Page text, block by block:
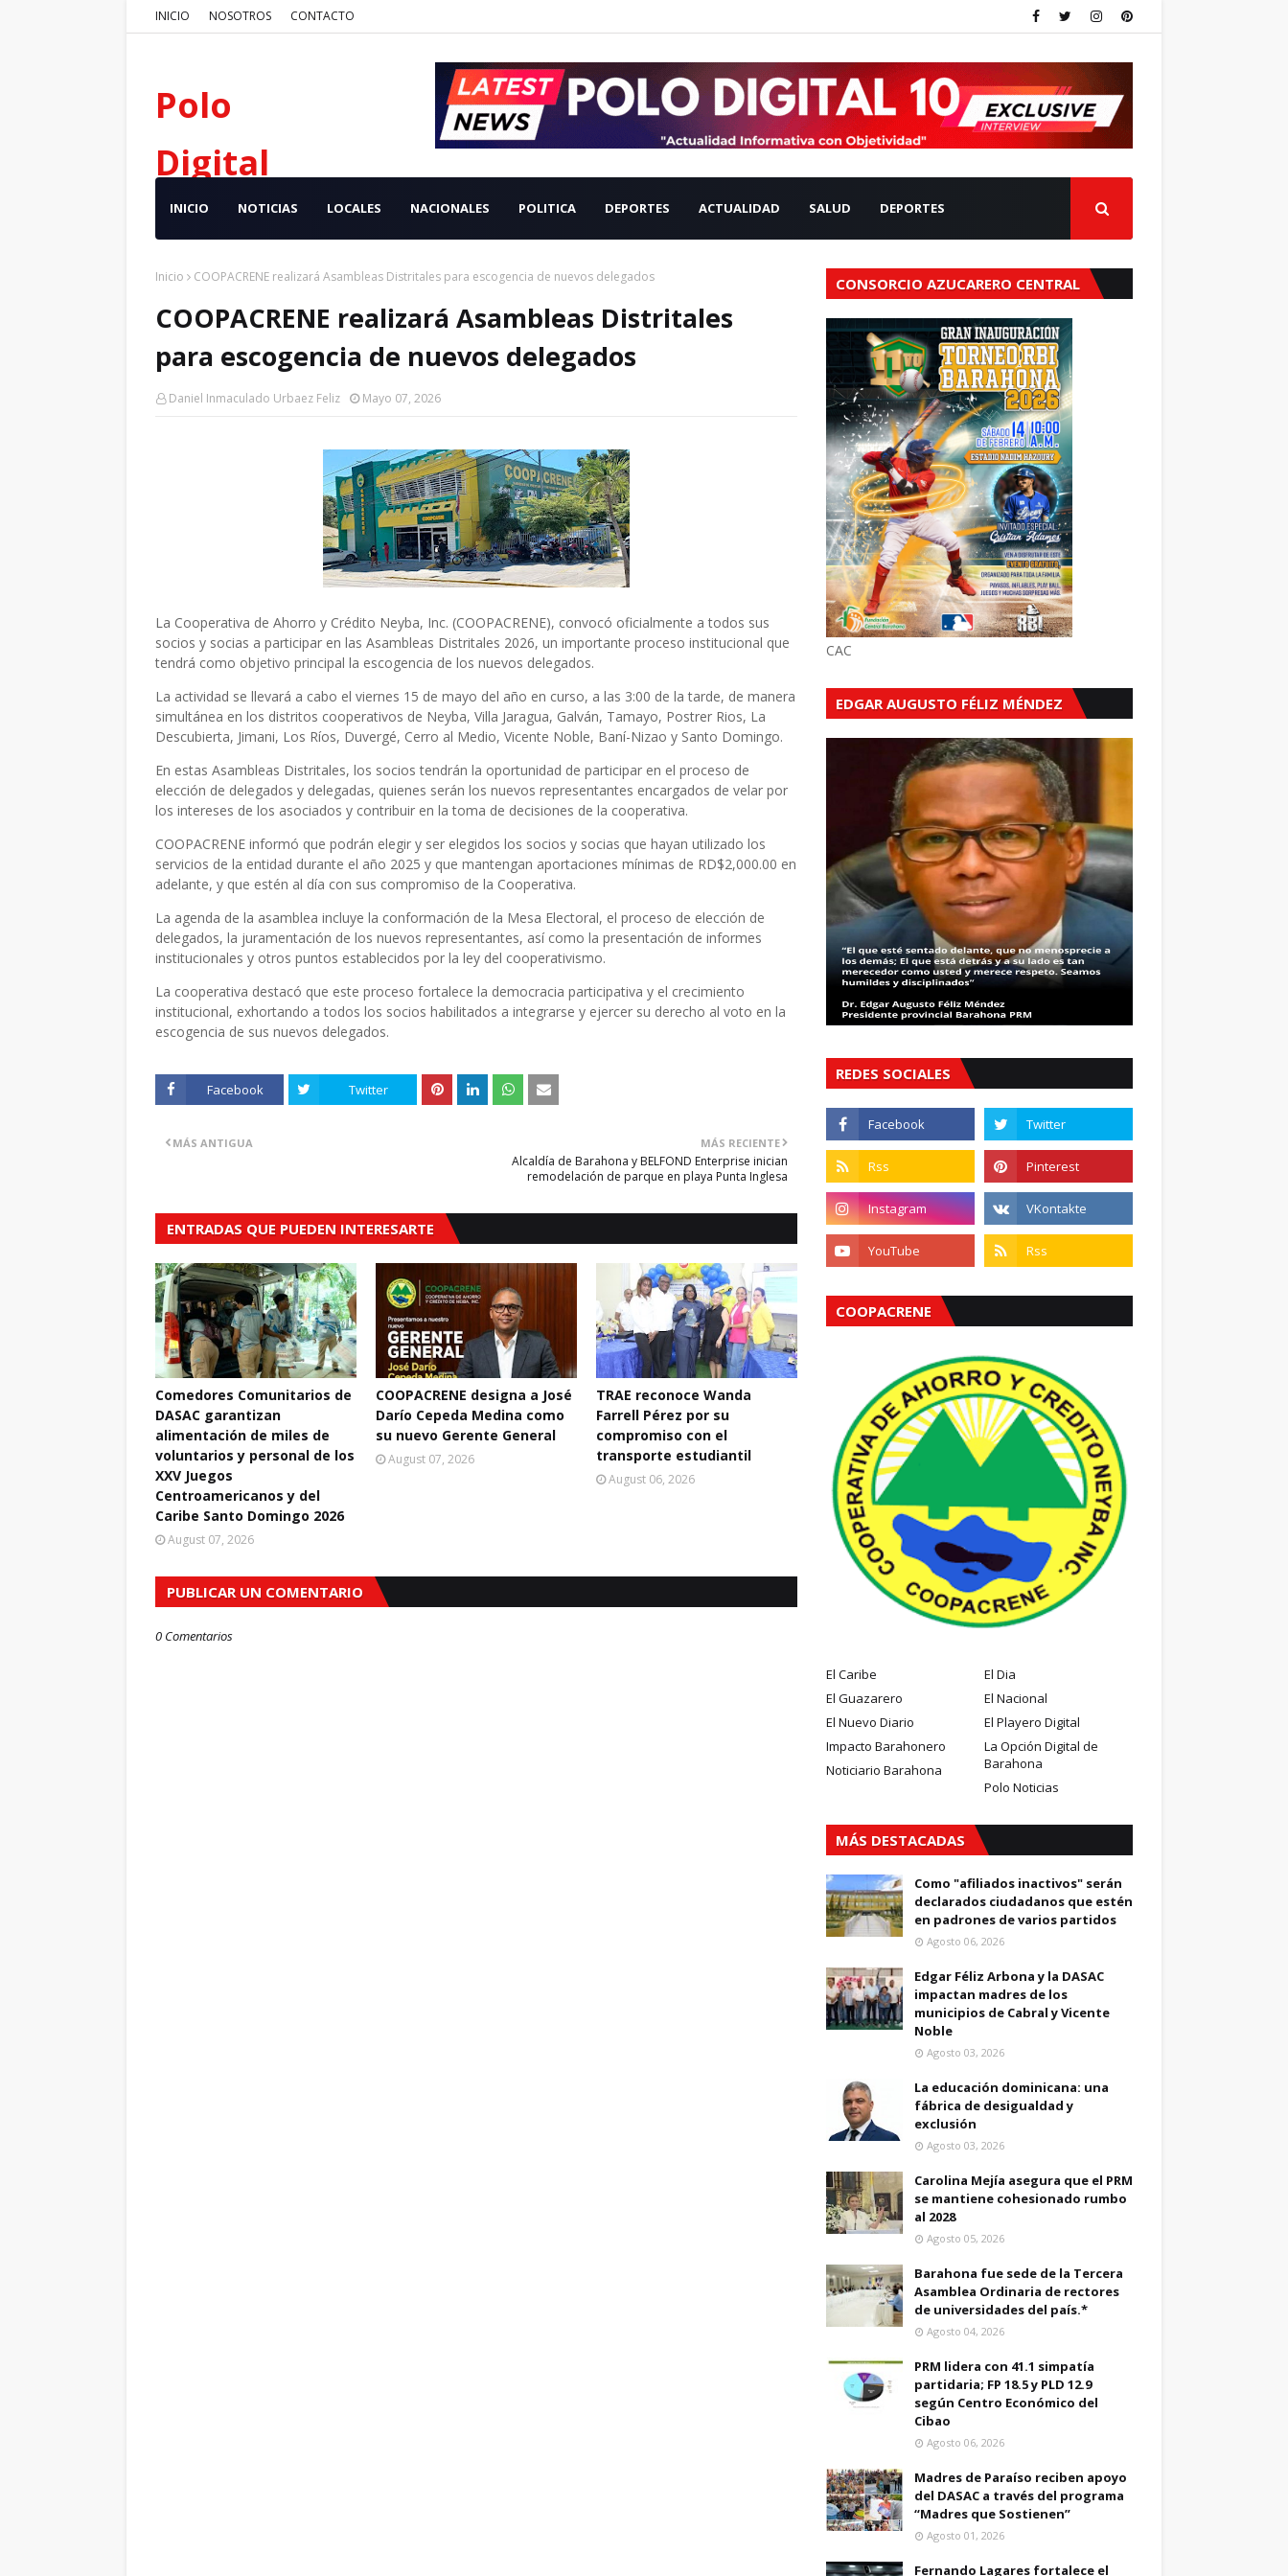
INICIO NOSOTROS CONTACTO
Polo
Digital
INICIO NOTICIAS LOCALES NACIONALES POLITICA DEPORTES ACTUALIDAD SALUD DEPORTES
Inicio COOPACRENE realizará Asambleas Distritales para escogencia de nuevos delegados
COOPACRENE realizará Asambleas Distritales
para escogencia de nuevos delegados
Daniel Inmaculado Urbaez Feliz Mayo 07, 2026
La Cooperativa de Ahorro y Crédito Neyba, Inc. (COOPACRENE), convocó oficialmente a todos sus
socios y socias a participar en las Asambleas Distritales 2026, un importante proceso institucional que
tendrá como objetivo principal la escogencia de los nuevos delegados.
La actividad se llevará a cabo el viernes 15 de mayo del año en curso, a las 3:00 de la tarde, de manera
simultánea en los distritos cooperativos de Neyba, Villa Jaragua, Galván, Tamayo, Postrer Rios, La
Descubierta, Jimani, Los Ríos, Duvergé, Cerro al Medio, Vicente Noble, Baní-Nizao y Santo Domingo.
En estas Asambleas Distritales, los socios tendrán la oportunidad de participar en el proceso de
elección de delegados y delegadas, quienes serán los nuevos representantes encargados de velar por
los intereses de los asociados y contribuir en la toma de decisiones de la cooperativa.
COOPACRENE informó que podrán elegir y ser elegidos los socios y socias que hayan utilizado los
servicios de la entidad durante el año 2025 y que mantengan aportaciones mínimas de RD$2,000.00 en
adelante, y que estén al día con sus compromiso de la Cooperativa.
La agenda de la asamblea incluye la conformación de la Mesa Electoral, el proceso de elección de
delegados, la juramentación de los nuevos representantes, así como la presentación de informes
institucionales y otros puntos establecidos por la ley del cooperativismo.
La cooperativa destacó que este proceso fortalece la democracia participativa y el crecimiento
institucional, exhortando a todos los socios habilitados a integrarse y ejercer su derecho al voto en la
escogencia de sus nuevos delegados.
Facebook Twitter
MÁS RECIENTE
Alcaldía de Barahona y BELFOND Enterprise inician
remodelación de parque en playa Punta Inglesa
MÁS ANTIGUA
ENTRADAS QUE PUEDEN INTERESARTE
Comedores Comunitarios de
DASAC garantizan
alimentación de miles de
voluntarios y personal de los
XXV Juegos
Centroamericanos y del
Caribe Santo Domingo 2026
August 07, 2026
COOPACRENE designa a José
Darío Cepeda Medina como
su nuevo Gerente General
August 07, 2026
TRAE reconoce Wanda
Farrell Pérez por su
compromiso con el
transporte estudiantil
August 06, 2026
PUBLICAR UN COMENTARIO
0 Comentarios
CONSORCIO AZUCARERO CENTRAL
CAC
EDGAR AUGUSTO FÉLIZ MÉNDEZ
REDES SOCIALES
COOPACRENE
El Caribe
El Dia
El Guazarero
El Nacional
El Nuevo Diario
El Playero Digital
Impacto Barahonero
La Opción Digital de
Barahona
Noticiario Barahona
Polo Noticias
MÁS DESTACADAS
Como "afiliados inactivos" serán
declarados ciudadanos que estén
en padrones de varios partidos
Agosto 06, 2026
Edgar Féliz Arbona y la DASAC
impactan madres de los
municipios de Cabral y Vicente
Noble
Agosto 03, 2026
La educación dominicana: una
fábrica de desigualdad y
exclusión
Agosto 03, 2026
Carolina Mejía asegura que el PRM
se mantiene cohesionado rumbo
al 2028
Agosto 05, 2026
Barahona fue sede de la Tercera
Asamblea Ordinaria de rectores
de universidades del país.*
Agosto 04, 2026
PRM lidera con 41.1 simpatía
partidaria; FP 18.5 y PLD 12.9
según Centro Económico del
Cibao
Agosto 06, 2026
Madres de Paraíso reciben apoyo
del DASAC a través del programa
“Madres que Sostienen”
Agosto 01, 2026
Fernando Lagares fortalece el